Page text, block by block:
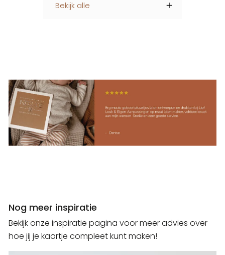
Bekijk alle
Nog meer inspiratie
Bekijk onze inspiratie pagina voor meer advies over
hoe jij je kaartje compleet kunt maken!